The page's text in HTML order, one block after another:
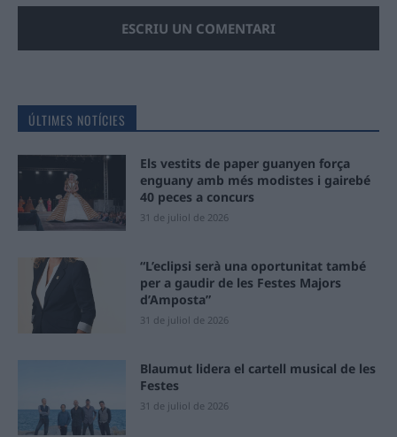
ÚLTIMES NOTÍCIES
Els vestits de paper guanyen força
enguany amb més modistes i gairebé
40 peces a concurs
31 de juliol de 2026
“L’eclipsi serà una oportunitat també
per a gaudir de les Festes Majors
d’Amposta”
31 de juliol de 2026
Blaumut lidera el cartell musical de les
Festes
31 de juliol de 2026